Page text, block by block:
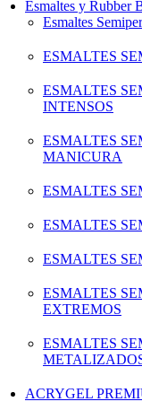
Esmaltes y Rubber
Esmaltes
ESMALTES
ESMALTES
INTENSOS
ESMALTES
MANICURA
ESMALTES
ESMALTES
ESMALTES
ESMALTES
EXTREMOS
ESMALTES
ACRYGEL